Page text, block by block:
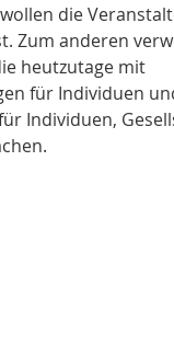
die
Zum anderen
heutzutage mit
für Individuen
Individuen,